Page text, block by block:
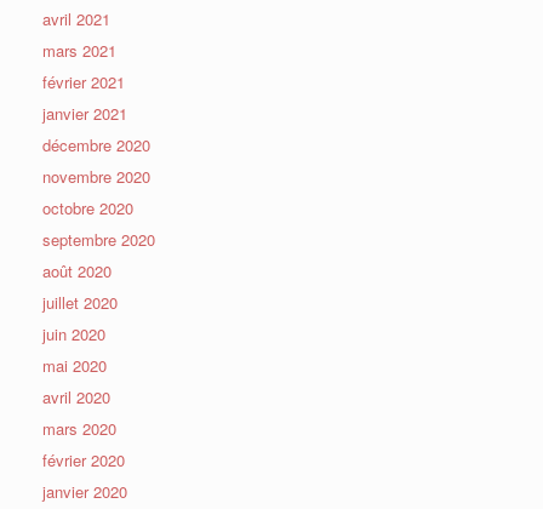
avril 2021
mars 2021
février 2021
janvier 2021
décembre 2020
novembre 2020
octobre 2020
septembre 2020
août 2020
juillet 2020
juin 2020
mai 2020
avril 2020
mars 2020
février 2020
janvier 2020